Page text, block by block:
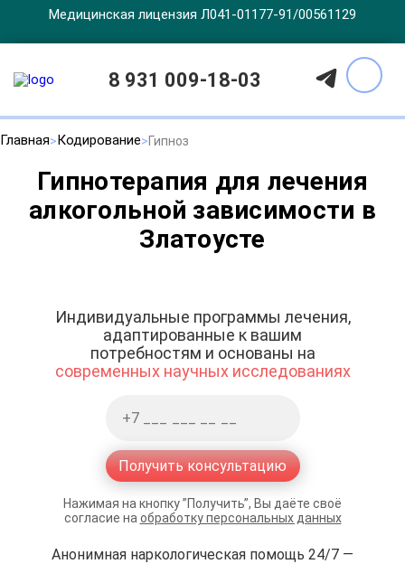
Медицинская лицензия Л041-01177-91/00561129
8 931 009-18-03
Главная Кодирование Гипноз
Гипнотерапия для лечения
алкогольной зависимости в
Златоусте
Индивидуальные программы лечения,
адаптированные к вашим
потребностям и основаны на
современных научных исследованиях
Получить консультацию
Нажимая на кнопку ”Получить”, Вы даёте своё
согласие на обработку персональных данных
Анонимная наркологическая помощь 24/7 —